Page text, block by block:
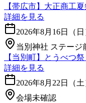
【帯広市】大正商工
詳細を見る
2026年8月16日（日
当別神社 ステージ
【当別町】とうべつ
詳細を見る
2026年8月22日（土
会場未確認